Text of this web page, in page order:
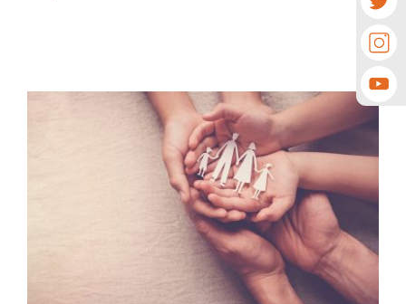
Οι αξίες μας ως οικογένεια
Δραστηριότητες για Παιδιά